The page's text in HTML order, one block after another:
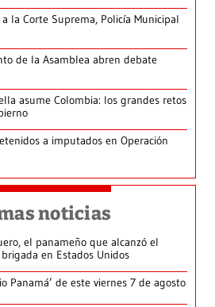
la Corte Suprema, Policía Municipal
de la Asamblea abren debate
asume Colombia: los grandes retos
a imputados en Operación
noticias
el panameño que alcanzó el
en Estados Unidos
Panamá’ de este viernes 7 de agosto